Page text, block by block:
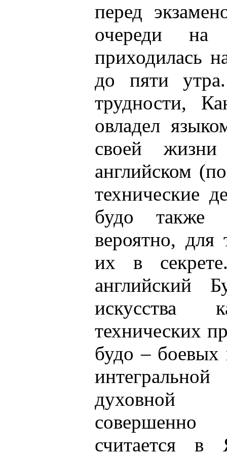
перед
очереди на
приходилась
до пяти
трудности,
овладел
своей
английском
технические
будо также
вероятно, для
их в
английский
искусства
технических
будо – боевых
духовной
считается